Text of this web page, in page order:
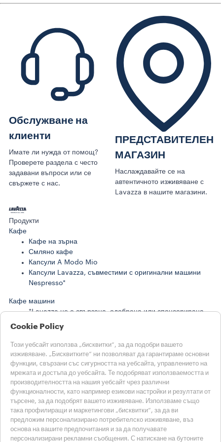
Обслужване на
клиенти
Имате ли нужда от помощ?
Проверете раздела с често
задавани въпроси или се
свържете с нас.
ПРЕДСТАВИТЕЛЕН
МАГАЗИН
Наслаждавайте се на
автентичното изживяване с
Lavazza в нашите магазини.
Продукти
Кафе
Кафе на зърна
Смляно кафе
Капсули A Modo Mio
Капсули Lavazza, съвместими с оригинални машини
Nespresso*
Кафе машини
*Lavazza не е свързана, одобрена или спонсорирана
от Nespresso
**Nescafè®, Dolce Gusto® и Melody I са търговски
марки на трети страни без връзка с Luigi Lavazza
S.p.A.
ИСТОРИИ ОТ LAVAZZA
УСТОЙЧИВОСТ
СВЕТЪТ НА LAVAZZA
Помощ
ЧЗВ
Свържете се с нас
Cookie Policy
Този уебсайт използва „бисквитки“, за да подобри вашето
изживяване. „Бисквитките“ ни позволяват да гарантираме основни
функции, свързани със сигурността на уебсайта, управлението на
мрежата и достъпа до уебсайта. Те подобряват използваемостта и
производителността на нашия уебсайт чрез различни
функционалности, като например езикови настройки и резултати от
търсене, за да подобрят вашето изживяване. Използваме също
така профилиращи и маркетингови „бисквитки“, за да ви
предложим персонализирано потребителско изживяване, въз
основа на вашите предпочитания и за да получавате
персонализирани рекламни съобщения. С натискане на бутоните